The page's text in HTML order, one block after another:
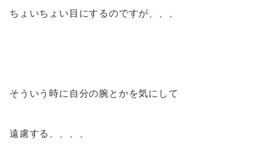
ちょいちょい目にするのですが、、、
そういう時に自分の腕とかを気にして
遠慮する、、、、